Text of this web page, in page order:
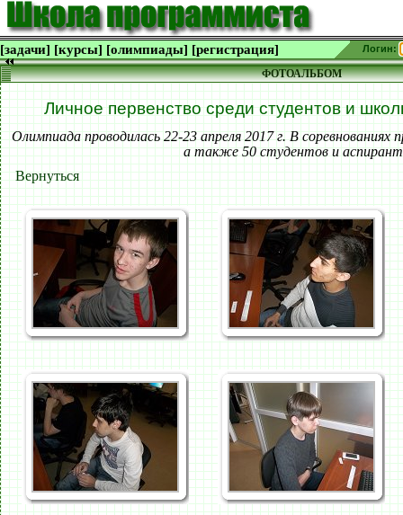
[задачи] [курсы] [олимпиады] [регистрация] Логин:
ФОТОАЛЬБОМ
Личное первенство среди студентов и
Олимпиада проводилась 22-23 апреля 2017 г. В соревнованиях
а также 50 студентов и
Вернуться